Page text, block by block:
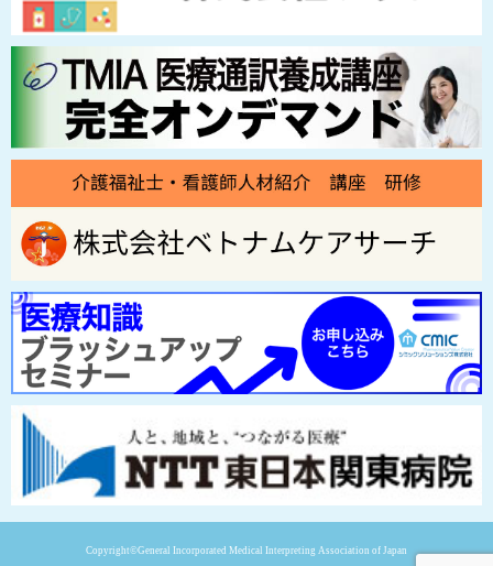
Copyright©General Incorporated Medical Interpreting Association of Japan